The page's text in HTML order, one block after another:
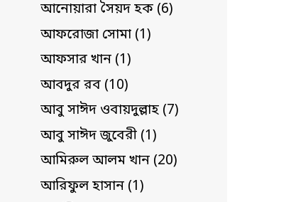
আনোয়ারা সৈয়দ হক (6)
আফরোজা সোমা (1)
আফসার খান (1)
আবদুর রব (10)
আবু সাঈদ ওবায়দুল্লাহ (7)
আবু সাঈদ জুবেরী (1)
আমিরুল আলম খান (20)
আরিফুল হাসান (1)